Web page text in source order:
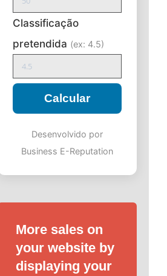
Classificação
pretendida (ex: 4.5)
Calcular
Desenvolvido por
Business E-Reputation
More sales on
your website by
displaying your